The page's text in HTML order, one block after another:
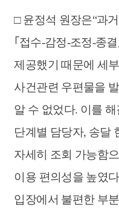
□ 윤정석 원장은“과
｢접수-감정-조정-종
제공했기 때문에 세
사건관련 우편물을
알 수 없었다. 이를
단계별 담당자, 송달
자세히 조회 가능함
이용 편의성을 높였
입장에서 불편한 부